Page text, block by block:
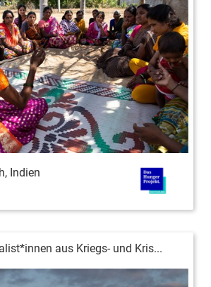
Indien
aus Kriegs- und Kris...